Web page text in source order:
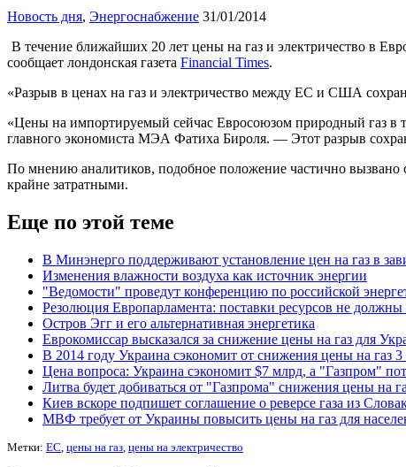
Новость дня, Энергоснабжение 31/01/2014
В течение ближайших 20 лет цены на газ и электричество в
сообщает лондонская газета Financial Times.
«Разрыв в ценах на газ и электричество между ЕС и США
«Цены на импортируемый сейчас Евросоюзом природный газ
главного экономиста МЭА Фатиха Бироля. — Этот разрыв
По мнению аналитиков, подобное положение частично вызвано
крайне затратными.
Еще по этой теме
В Минэнерго поддерживают установление цен на газ в
Изменения влажности воздуха как источник энергии
"Ведомости" проведут конференцию по российской
Резолюция Европарламента: поставки ресурсов не
Остров Эгг и его альтернативная энергетика
Еврокомиссар высказался за снижение цены на газ для
В 2014 году Украина сэкономит от снижения цены на газ 3
Цена вопроса: Украина сэкономит $7 млрд, а "Газпром"
Литва будет добиваться от "Газпрома" снижения цены на
Киев вскоре подпишет соглашение о реверсе газа из
МВФ требует от Украины повысить цены на газ для
Метки: ЕС цены на газ цены на электричество